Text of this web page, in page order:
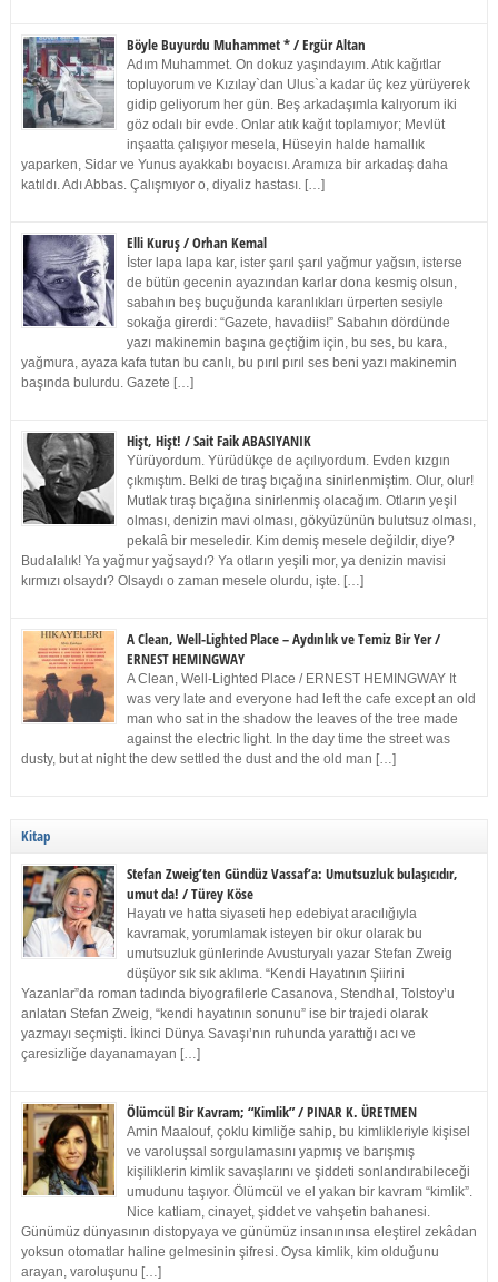
Böyle Buyurdu Muhammet * / Ergür Altan
Adım Muhammet. On dokuz yaşındayım. Atık kağıtlar
topluyorum ve Kızılay`dan Ulus`a kadar üç kez yürüyerek
gidip geliyorum her gün. Beş arkadaşımla kalıyorum iki
göz odalı bir evde. Onlar atık kağıt toplamıyor; Mevlüt
inşaatta çalışıyor mesela, Hüseyin halde hamallık
yaparken, Sidar ve Yunus ayakkabı boyacısı. Aramıza bir arkadaş daha
katıldı. Adı Abbas. Çalışmıyor o, diyaliz hastası. […]
Elli Kuruş / Orhan Kemal
İster lapa lapa kar, ister şarıl şarıl yağmur yağsın, isterse
de bütün gecenin ayazından karlar dona kesmiş olsun,
sabahın beş buçuğunda karanlıkları ürperten sesiyle
sokağa girerdi: “Gazete, havadiis!” Sabahın dördünde
yazı makinemin başına geçtiğim için, bu ses, bu kara,
yağmura, ayaza kafa tutan bu canlı, bu pırıl pırıl ses beni yazı makinemin
başında bulurdu. Gazete […]
Hişt, Hişt! / Sait Faik ABASIYANIK
Yürüyordum. Yürüdükçe de açılıyordum. Evden kızgın
çıkmıştım. Belki de tıraş bıçağına sinirlenmiştim. Olur, olur!
Mutlak tıraş bıçağına sinirlenmiş olacağım. Otların yeşil
olması, denizin mavi olması, gökyüzünün bulutsuz olması,
pekalâ bir meseledir. Kim demiş mesele değildir, diye?
Budalalık! Ya yağmur yağsaydı? Ya otların yeşili mor, ya denizin mavisi
kırmızı olsaydı? Olsaydı o zaman mesele olurdu, işte. […]
A Clean, Well-Lighted Place – Aydınlık ve Temiz Bir Yer /
ERNEST HEMINGWAY
A Clean, Well-Lighted Place / ERNEST HEMINGWAY It
was very late and everyone had left the cafe except an old
man who sat in the shadow the leaves of the tree made
against the electric light. In the day time the street was
dusty, but at night the dew settled the dust and the old man […]
Kitap
Stefan Zweig’ten Gündüz Vassaf’a: Umutsuzluk bulaşıcıdır,
umut da! / Türey Köse
Hayatı ve hatta siyaseti hep edebiyat aracılığıyla
kavramak, yorumlamak isteyen bir okur olarak bu
umutsuzluk günlerinde Avusturyalı yazar Stefan Zweig
düşüyor sık sık aklıma. “Kendi Hayatının Şiirini
Yazanlar”da roman tadında biyografilerle Casanova, Stendhal, Tolstoy’u
anlatan Stefan Zweig, “kendi hayatının sonunu” ise bir trajedi olarak
yazmayı seçmişti. İkinci Dünya Savaşı’nın ruhunda yarattığı acı ve
çaresizliğe dayanamayan […]
Ölümcül Bir Kavram; “Kimlik” / PINAR K. ÜRETMEN
Amin Maalouf, çoklu kimliğe sahip, bu kimlikleriyle kişisel
ve varoluşsal sorgulamasını yapmış ve barışmış
kişiliklerin kimlik savaşlarını ve şiddeti sonlandırabileceği
umudunu taşıyor. Ölümcül ve el yakan bir kavram “kimlik”.
Nice katliam, cinayet, şiddet ve vahşetin bahanesi.
Günümüz dünyasının distopyaya ve günümüz insanınınsa eleştirel zekâdan
yoksun otomatlar haline gelmesinin şifresi. Oysa kimlik, kim olduğunu
arayan, varoluşunu […]